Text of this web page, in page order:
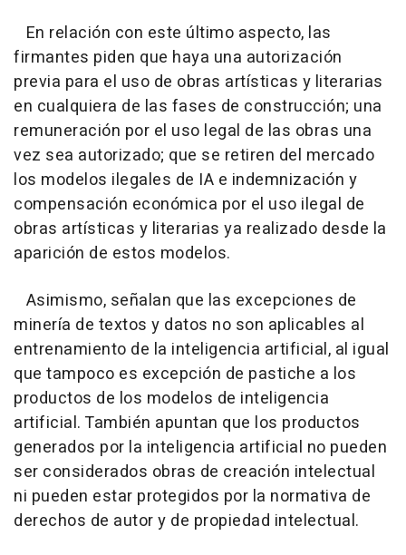
En relación con este último aspecto, las
firmantes piden que haya una autorización
previa para el uso de obras artísticas y literarias
en cualquiera de las fases de construcción; una
remuneración por el uso legal de las obras una
vez sea autorizado; que se retiren del mercado
los modelos ilegales de IA e indemnización y
compensación económica por el uso ilegal de
obras artísticas y literarias ya realizado desde la
aparición de estos modelos.
Asimismo, señalan que las excepciones de
minería de textos y datos no son aplicables al
entrenamiento de la inteligencia artificial, al igual
que tampoco es excepción de pastiche a los
productos de los modelos de inteligencia
artificial. También apuntan que los productos
generados por la inteligencia artificial no pueden
ser considerados obras de creación intelectual
ni pueden estar protegidos por la normativa de
derechos de autor y de propiedad intelectual.